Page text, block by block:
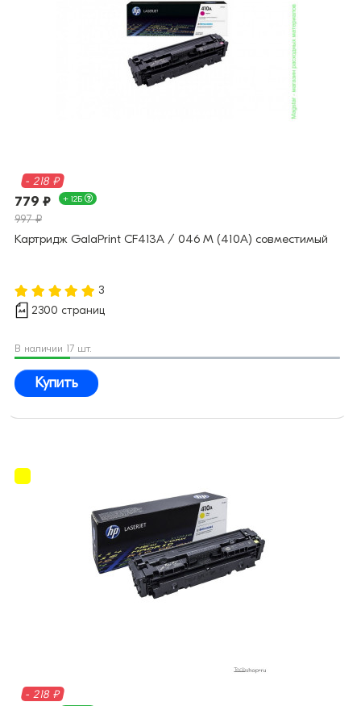
- 218 ₽
779 ₽ + 12Б
997 ₽
Картридж GalaPrint CF413A / 046 M (410A) совместимый
3
2300 страниц
В наличии 17 шт.
Купить
- 218 ₽